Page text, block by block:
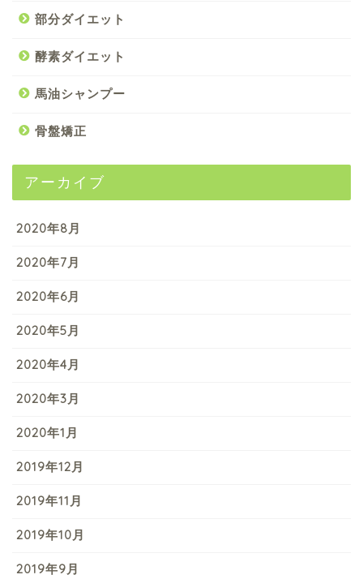
部分ダイエット
酵素ダイエット
馬油シャンプー
骨盤矯正
アーカイブ
2020年8月
2020年7月
2020年6月
2020年5月
2020年4月
2020年3月
2020年1月
2019年12月
2019年11月
2019年10月
2019年9月